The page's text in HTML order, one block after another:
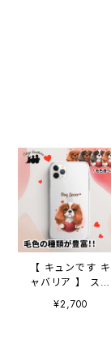
【 キュンです キ
ャバリア 】 スマ
ホケース クリア
ソフトケース
¥2,700